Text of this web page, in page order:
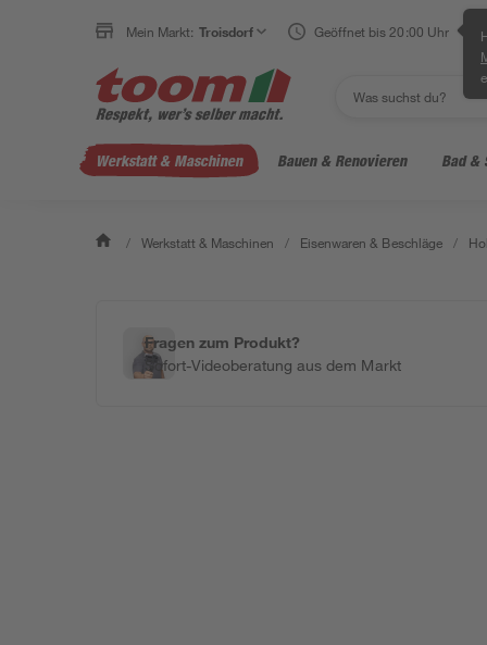
Mein Markt: Troisdorf Geöffnet bis 20:00 Uhr
Werkstatt & Maschinen Bauen & Renovieren Bad &
/ Werkstatt & Maschinen / Eisenwaren & Beschläge /
Fragen zum Produkt?
Sofort-Videoberatung aus dem Markt